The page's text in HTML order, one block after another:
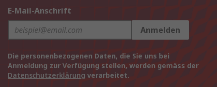
E-Mail-Anschrift
Anmelden
Die personenbezogenen Daten, die Sie uns bei
Anmeldung zur Verfügung stellen, werden gemäss der
Datenschutzerklärung verarbeitet.